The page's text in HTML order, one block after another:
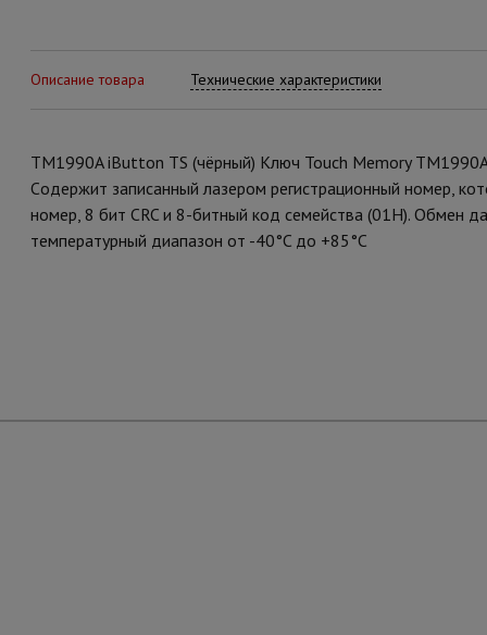
Описание товара Технические характеристики
TM1990A iButton TS (чёрный) Ключ Touch Memory
Cодержит записанный лазером регистрационный номер,
номер, 8 бит CRC и 8-битный код семейства (01H). Обмен
температурный диапазон от -40°C до +85°C